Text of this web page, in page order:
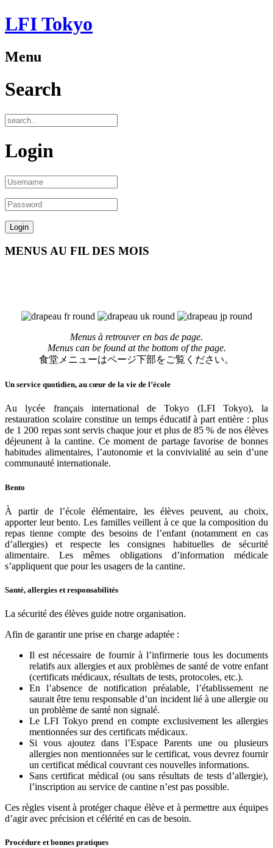
LFI Tokyo
Menu
Search
Login
MENUS AU FIL DES MOIS
Menus à retrouver en bas de page.
Menus can be found at the bottom of the page.
食堂メニューはページ下部をご覧ください。
Un service quotidien, au cœur de la vie de l’école
Au lycée français international de Tokyo (LFI Tokyo), la
restauration scolaire constitue un temps éducatif à part entière : plus
de 1 200 repas sont servis chaque jour et plus de 85 % de nos élèves
déjeunent à la cantine. Ce moment de partage favorise de bonnes
habitudes alimentaires, l’autonomie et la convivialité au sein d’une
communauté internationale.
Bento
À partir de l’école élémentaire, les élèves peuvent, au choix,
apporter leur bento. Les familles veillent à ce que la composition du
repas tienne compte des besoins de l’enfant (notamment en cas
d’allergies) et respecte les consignes habituelles de sécurité
alimentaire. Les mêmes obligations d’information médicale
s’appliquent que pour les usagers de la cantine.
Santé, allergies et responsabilités
La sécurité des élèves guide notre organisation.
Afin de garantir une prise en charge adaptée :
Il est nécessaire de fournir à l’infirmerie tous les documents
relatifs aux allergies et aux problèmes de santé de votre enfant
(certificats médicaux, résultats de tests, protocoles, etc.).
En l’absence de notification préalable, l’établissement ne
saurait être tenu responsable d’un incident lié à une allergie ou
un problème de santé non signalé.
Le LFI Tokyo prend en compte exclusivement les allergies
mentionnées sur des certificats médicaux.
Si vous ajoutez dans l’Espace Parents une ou plusieurs
allergies non mentionnées sur le certificat, vous devrez fournir
un certificat médical couvrant ces nouvelles informations.
Sans certificat médical (ou sans résultats de tests d’allergie),
l’inscription au service de cantine n’est pas possible.
Ces règles visent à protéger chaque élève et à permettre aux équipes
d’agir avec précision et célérité en cas de besoin.
Procédure et bonnes pratiques